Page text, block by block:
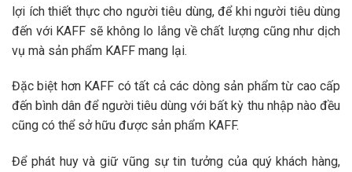
lợi ích thiết thực cho người tiêu dùng, để khi người tiêu dùng
đến với KAFF sẽ không lo lắng về chất lượng cũng như dịch
vụ mà sản phẩm KAFF mang lại.
Đặc biệt hơn KAFF có tất cả các dòng sản phẩm từ cao cấp
đến bình dân để người tiêu dùng với bất kỳ thu nhập nào đều
cũng có thể sở hữu được sản phẩm KAFF.
Để phát huy và giữ vũng sự tin tưởng của quý khách hàng,